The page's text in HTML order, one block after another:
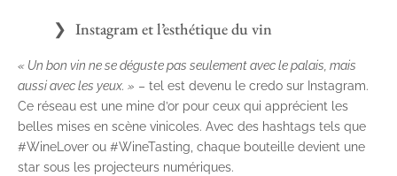
Instagram et l’esthétique du vin
« Un bon vin ne se déguste pas seulement avec le palais, mais
aussi avec les yeux. » – tel est devenu le credo sur Instagram.
Ce réseau est une mine d’or pour ceux qui apprécient les
belles mises en scène vinicoles. Avec des hashtags tels que
#WineLover ou #WineTasting, chaque bouteille devient une
star sous les projecteurs numériques.